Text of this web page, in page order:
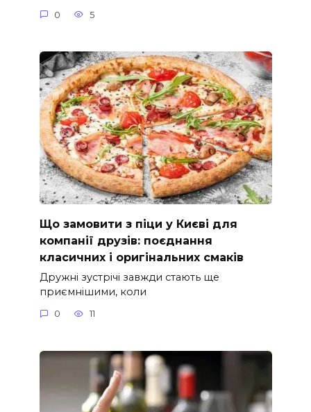
0 5
Що замовити з піци у Києві для
компанії друзів: поєднання
класичних і оригінальних смаків
Дружні зустрічі завжди стають ще
приємнішими, коли
0 11